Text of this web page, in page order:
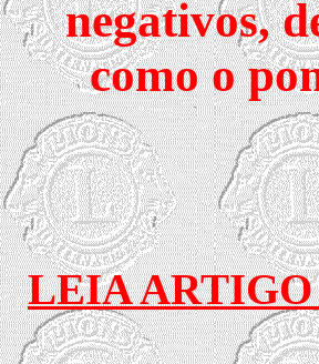
negativos,
como o
LEIA ARTIGO